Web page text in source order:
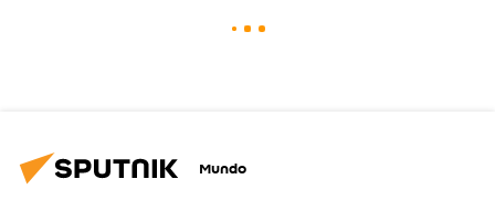
Mundo